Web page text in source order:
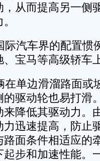
，从而提高另一侧
汽车界的配置惯
宝马等高级轿车
单边滑溜路面或
的驱动轮也易打滑
来降低其驱动力。
力迅速提高，防止
路面条件相适应的
起步和加速性能。